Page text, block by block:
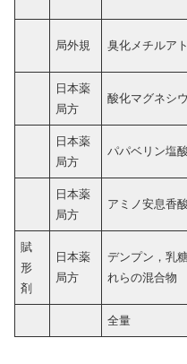
局外規 臭化メチルア
日本薬
局方
酸化マグネシ
日本薬
局方
パパベリン塩
日本薬
局方
アミノ安息香
賦
形
剤
日本薬
局方
デンプン，乳
れらの混合物
全量